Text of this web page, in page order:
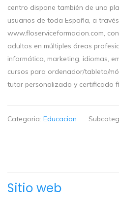
centro dispone también de una
usuarios de toda España, a
www.floserviceformacion.com,
adultos en múltiples áreas
informática, marketing, idiomas,
cursos para ordenador/tableta/
tutor personalizado y certificado
Categoria: Educacion
Sitio web